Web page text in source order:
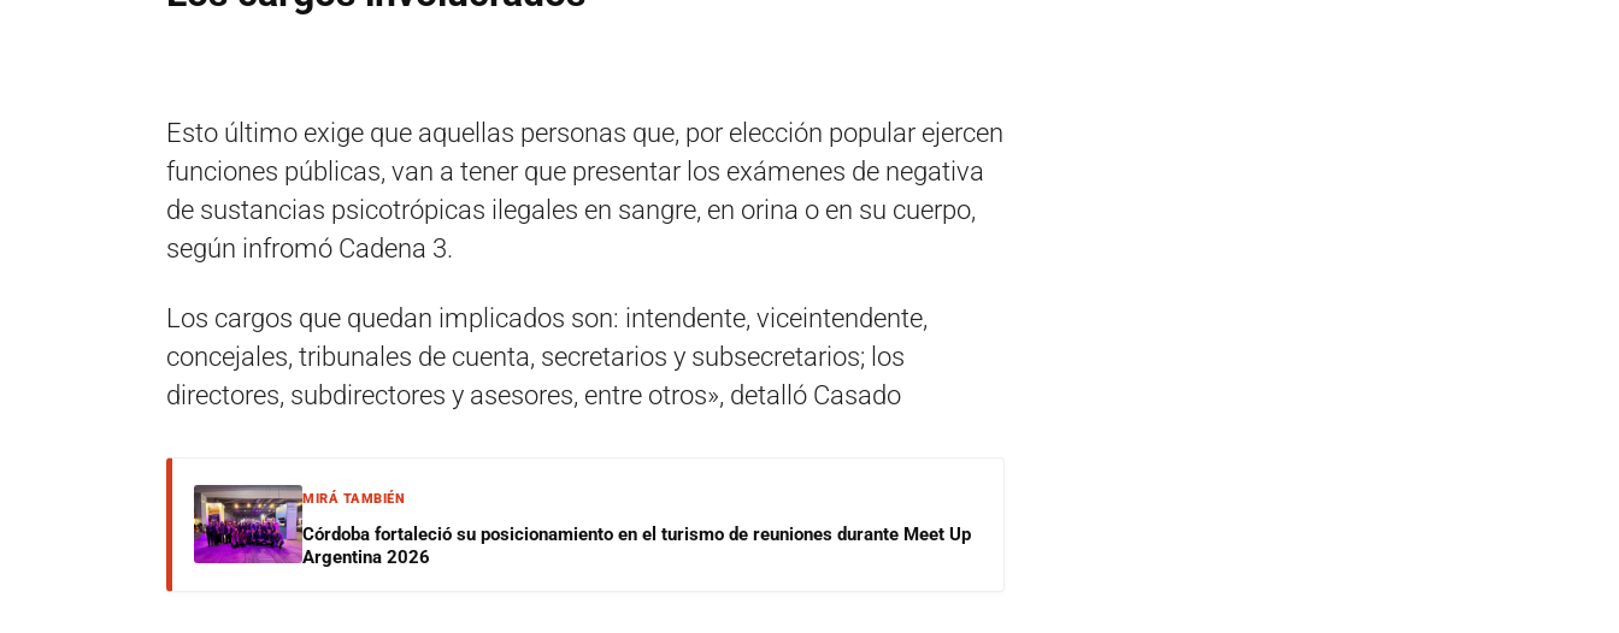
Esto último exige que aquellas personas que, por elección popular ejercen
funciones públicas, van a tener que presentar los exámenes de negativa
de sustancias psicotrópicas ilegales en sangre, en orina o en su cuerpo,
según infromó Cadena 3.
Los cargos que quedan implicados son: intendente, viceintendente,
concejales, tribunales de cuenta, secretarios y subsecretarios; los
directores, subdirectores y asesores, entre otros», detalló Casado
MIRÁ TAMBIÉN
Córdoba fortaleció su posicionamiento en el turismo de reuniones durante Meet Up
Argentina 2026